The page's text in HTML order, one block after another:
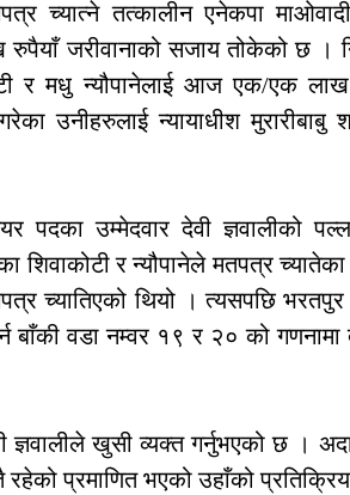
च्यात्ने तत्कालीन एनेकपा
जरीवानाको सजाय तोकेको छ ।
र मधु न्यौपानेलाई आज एक/एक
उनीहरुलाई न्यायाधीश मुरारीबाबु
पदका उम्मेदवार देवी ज्ञवालीको
शिवाकोटी र न्यौपानेले मतपत्र
च्यातिएको थियो । त्यसपछि
बाँकी वडा नम्वर १९ र २० को
ज्ञवालीले खुसी व्यक्त गर्नुभएको छ ।
प्रमाणित भएको उहाँको